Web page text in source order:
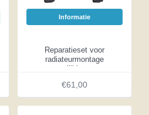
Informatie
Reparatieset voor
radiateurmontage
vergelijkingsnr.:
€61,00